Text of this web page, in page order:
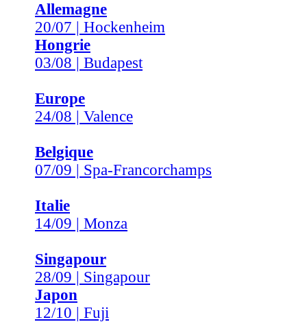
Allemagne
20/07 | Hockenheim
Hongrie
03/08 | Budapest
Europe
24/08 | Valence
Belgique
07/09 | Spa-Francorchamps
Italie
14/09 | Monza
Singapour
28/09 | Singapour
Japon
12/10 | Fuji